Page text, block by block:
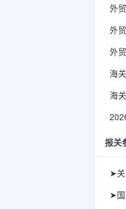
报关
➤关
➤国